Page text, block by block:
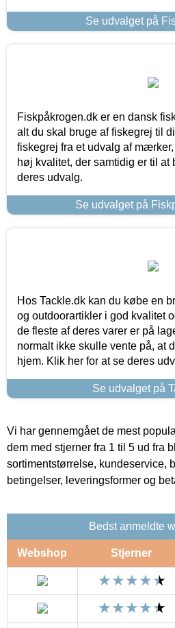
Se udvalget på
Fiskpåkrogen.dk er en dansk
alt du skal bruge af fiskegrej til
fiskegrej fra et udvalg af
høj kvalitet, der samtidig er til at
deres udvalg.
Se udvalget på
Hos Tackle.dk kan du købe en
og outdoorartikler i god kvalitet
de fleste af deres varer er på
normalt ikke skulle vente på, at
hjem. Klik her for at se deres
Se udvalget på
Vi har gennemgået de mest
dem med stjerner fra 1 til 5 ud fra
sortimentstørrelse, kundeservice,
betingelser, leveringsformer og
Bedst anmeldte
Webshop Stjerner